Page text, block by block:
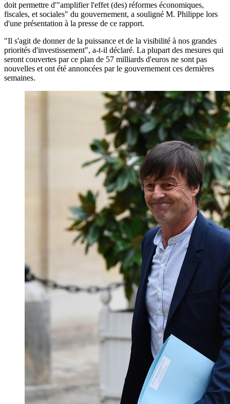
doit permettre d'"amplifier l'effet (des) réformes économiques,
fiscales, et sociales" du gouvernement, a souligné M. Philippe lors
d'une présentation à la presse de ce rapport.
"Il s'agit de donner de la puissance et de la visibilité à nos grandes
priorités d'investissement", a-t-il déclaré. La plupart des mesures qui
seront couvertes par ce plan de 57 milliards d'euros ne sont pas
nouvelles et ont été annoncées par le gouvernement ces dernières
semaines.